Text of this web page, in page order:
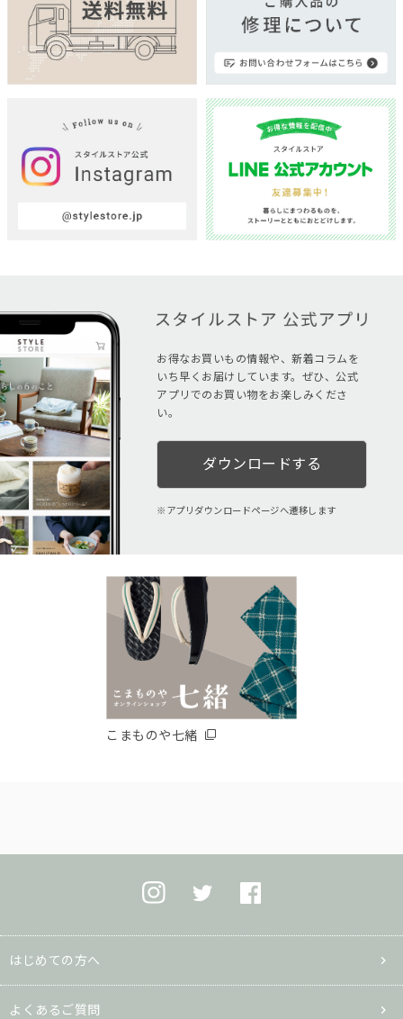
お得なお買いもの情報や、新着コラムを
いち早くお届けしています。ぜひ、公式
アプリでのお買い物をお楽しみくださ
い。
ダウンロードする
アプリダウンロードページへ遷移します
こまものや七緒
はじめての方へ
よくあるご質問